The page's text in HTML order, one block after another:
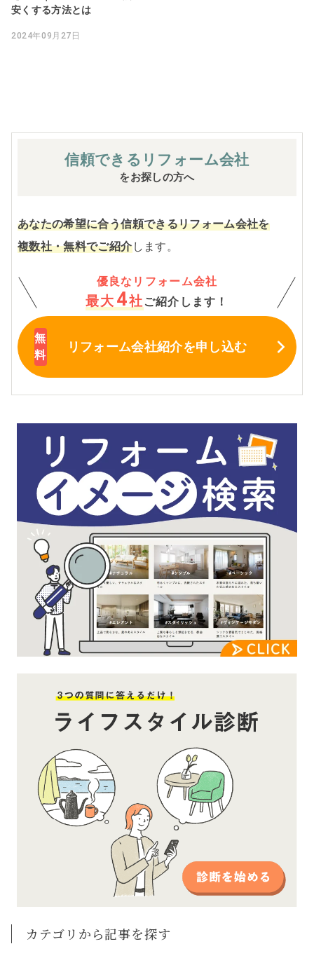
安くする方法とは
2024年09月27日
信頼できる リフォーム会社
をお探しの方へ
あなたの希望に合う信頼できるリフォーム会社を
複数社・無料でご紹介します。
優良なリフォーム会社
最大 4社 ご紹介します！
リフォーム会社紹介を申し込む
カテゴリから記事を探す